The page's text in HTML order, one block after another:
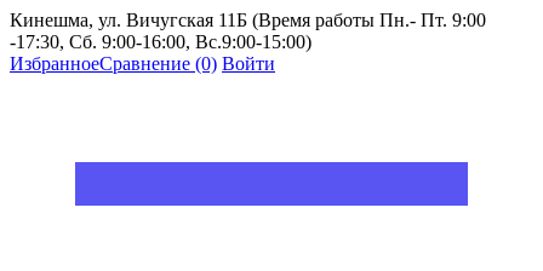
Кинешма, ул. Вичугская 11Б (Время работы Пн.- Пт. 9:00
-17:30, Сб. 9:00-16:00, Вс.9:00-15:00)
ИзбранноеСравнение (0) Войти